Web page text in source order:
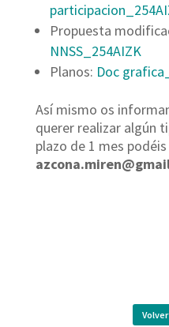
Propuesta
NNSS_254AIZK
Planos: Doc
Así mismo os
querer realizar algún
plazo de 1 mes